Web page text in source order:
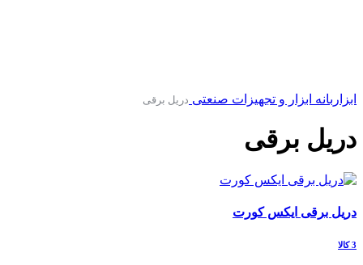
ابزاربانه ابزار و تجهیزات صنعتی دریل برقی
دریل برقی
دریل برقی ایکس کورت
3 کالا